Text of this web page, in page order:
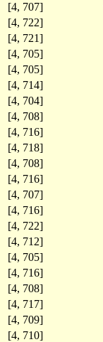
[4, 707]
[4, 722]
[4, 721]
[4, 705]
[4, 705]
[4, 714]
[4, 704]
[4, 708]
[4, 716]
[4, 718]
[4, 708]
[4, 716]
[4, 707]
[4, 716]
[4, 722]
[4, 712]
[4, 705]
[4, 716]
[4, 708]
[4, 717]
[4, 709]
[4, 710]